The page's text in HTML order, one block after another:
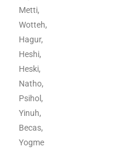
Metti,
Wotteh,
Hagur,
Heshi,
Heski,
Natho,
Psihol,
Yinuh,
Becas,
Yogme